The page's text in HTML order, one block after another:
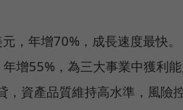
，年增70%，成長速度最快。
增55%，為三大事業中獲利能
資產品質維持高水準，風險控